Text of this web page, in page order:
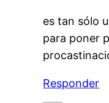
es tan sólo
para poner
Responder